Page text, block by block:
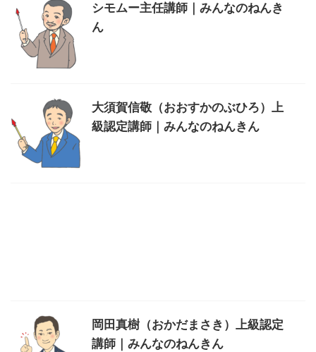
シモムー主任講師｜みんなのねんき
ん
大須賀信敬（おおすかのぶひろ）上
級認定講師｜みんなのねんきん
岡田真樹（おかだまさき）上級認定
講師｜みんなのねんきん